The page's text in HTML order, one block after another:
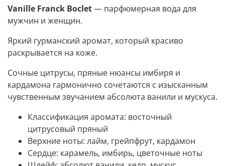
Vanille Franck Boclet— парфюмерная вода для
мужчин и женщин.
Яркий гурманский аромат, который красиво
раскрывается на коже.
Сочные цитрусы, пряные нюансы имбиря и
кардамона гармонично сочетаются с изысканным
чувственным звучанием абсолюта ванили и мускуса.
Классификация аромата: восточный
цитрусовый пряный
Верхние ноты: лайм, грейпфрут, кардамон
Сердце: карамель, имбирь, цветочные ноты